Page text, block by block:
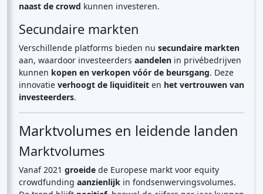
naast de crowd kunnen investeren.
Secundaire markten
Verschillende platforms bieden nu secundaire markten
aan, waardoor investeerders aandelen in privébedrijven
kunnen kopen en verkopen vóór de beursgang. Deze
innovatie verhoogt de liquiditeit en het vertrouwen van
investeerders.
Marktvolumes en leidende landen
Marktvolumes
Vanaf 2021 groeide de Europese markt voor equity
crowdfunding aanzienlijk in fondsenwervingsvolumes.